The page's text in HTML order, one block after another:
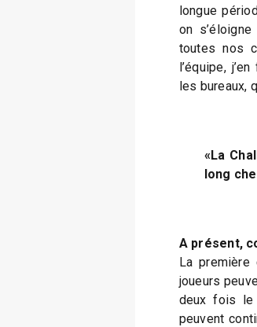
longue
on
toutes nos
l’équipe,
les bureaux,
«La
long
A présent,
La première
joueurs
deux fois le
peuvent